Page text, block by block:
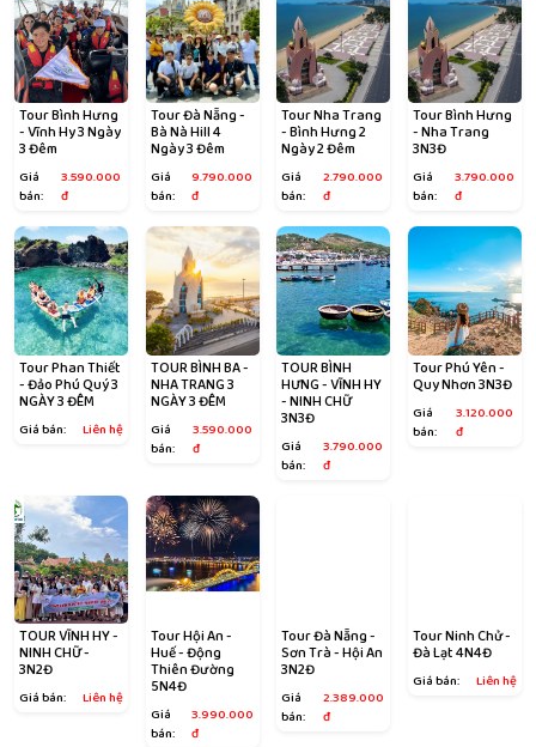
Tour Bình Hưng
- Vĩnh Hy 3 Ngày
3 Đêm
Giá
bán:
3.590.000
đ
Tour Đà Nẵng -
Bà Nà Hill 4
Ngày 3 Đêm
Giá
bán:
9.790.000
đ
Tour Nha Trang
- Bình Hưng 2
Ngày 2 Đêm
Giá
bán:
2.790.000
đ
Tour Bình Hưng
- Nha Trang
3N3Đ
Giá
bán:
3.790.000
đ
Tour Phan Thiết
- Đảo Phú Quý 3
NGÀY 3 ĐÊM
Giá bán: Liên hệ
TOUR BÌNH BA -
NHA TRANG 3
NGÀY 3 ĐÊM
Giá
bán:
3.590.000
đ
TOUR BÌNH
HƯNG - VĨNH HY
- NINH CHỮ
3N3Đ
Giá
bán:
3.790.000
đ
Tour Phú Yên -
Quy Nhơn 3N3Đ
Giá
bán:
3.120.000
đ
TOUR VĨNH HY -
NINH CHỮ -
3N2Đ
Giá bán: Liên hệ
Tour Hội An -
Huế - Động
Thiên Đường
5N4Đ
Giá
bán:
3.990.000
đ
Tour Đà Nẵng -
Sơn Trà - Hội An
3N2Đ
Giá
bán:
2.389.000
đ
Tour Ninh Chử -
Đà Lạt 4N4Đ
Giá bán: Liên hệ